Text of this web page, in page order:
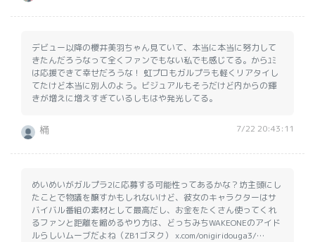
デビュー以降の櫻井美羽ちゃん見ていて、本当に本当に努力して
きたんだろうなって全くファンでもない私でも感じてる。からﾕﾐ
は応援できて幸せだろうな！ 虹プロもガルプラも軽くリアタイし
てたけど本当に別人のよう。ビジュアルもそうだけど内からの輝
きが増えに増えすぎているしもはや発光してる。
桶 7/22 20:43:11
めいめいがガルプラ2に応募する可能性ってあるかな？坊主頭にし
たことで物議を醸すかもしれないけど、彼女のキャラクターはサ
バイバル番組の素材として最高だし、お金をたくさん使ってくれ
るファンと距離を縮めるやり方は、どっちみちWAKEONEのアイド
ルらしいムーブだよね（ZB1ゴヌク） x.com/onigiridouga3/…